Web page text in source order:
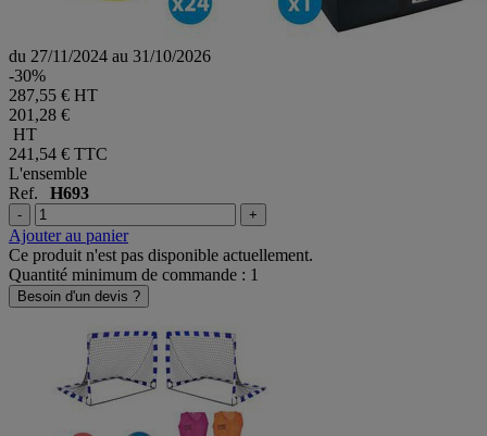
du 27/11/2024 au 31/10/2026
-30%
287,55 € HT
201,28 €
HT
241,54 € TTC
L'ensemble
Ref. H693
- +
Ajouter au panier
Ce produit n'est pas disponible actuellement.
Quantité minimum de commande : 1
Besoin d'un devis ?